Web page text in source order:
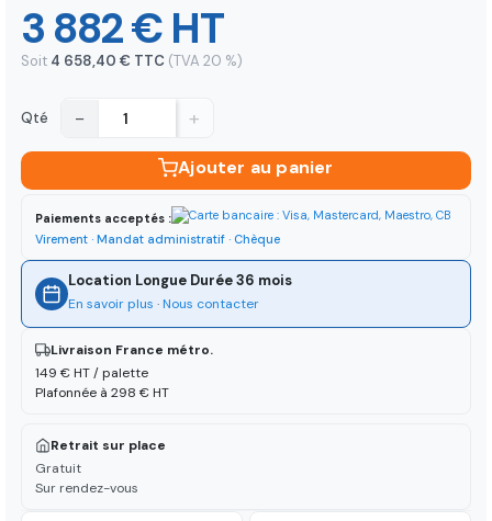
3 882 € HT
Soit 4 658,40 € TTC (TVA 20 %)
Qté − +
Ajouter au panier
Paiements acceptés :
Virement · Mandat administratif · Chèque
Location Longue Durée 36 mois
En savoir plus · Nous contacter
Livraison France métro.
149 € HT / palette
Plafonnée à 298 € HT
Retrait sur place
Gratuit
Sur rendez-vous